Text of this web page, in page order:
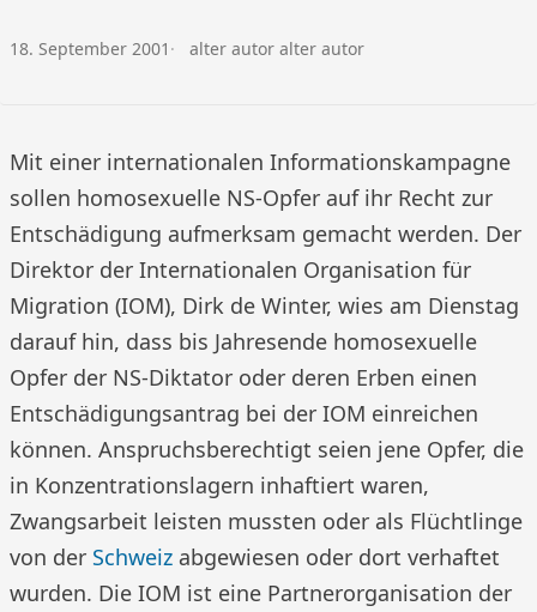
Veröffentlicht am:
18. September 2001 Autor:
alter autor alter autor
Mit einer internationalen Informationskampagne
sollen homosexuelle NS-Opfer auf ihr Recht zur
Entschädigung aufmerksam gemacht werden. Der
Direktor der Internationalen Organisation für
Migration (IOM), Dirk de Winter, wies am Dienstag
darauf hin, dass bis Jahresende homosexuelle
Opfer der NS-Diktator oder deren Erben einen
Entschädigungsantrag bei der IOM einreichen
können. Anspruchsberechtigt seien jene Opfer, die
in Konzentrationslagern inhaftiert waren,
Zwangsarbeit leisten mussten oder als Flüchtlinge
von der Schweiz abgewiesen oder dort verhaftet
wurden. Die IOM ist eine Partnerorganisation der